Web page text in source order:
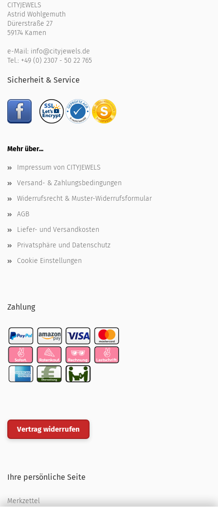
CITYJEWELS
Astrid Wohlgemuth
Dürerstraße 27
59174 Kamen
e-Mail: info@cityjewels.de
Tel.: +49 (0) 2307 - 50 22 765
Sicherheit & Service
Mehr über...
Impressum von CITYJEWELS
Versand- & Zahlungsbedingungen
Widerrufsrecht & Muster-Widerrufsformular
AGB
Liefer- und Versandkosten
Privatsphäre und Datenschutz
Cookie Einstellungen
Zahlung
Vertrag widerrufen
Ihre persönliche Seite
Merkzettel